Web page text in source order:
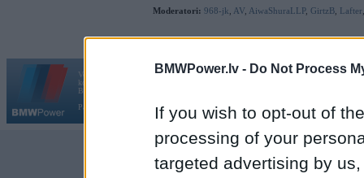
BMWPower.lv - Do Not Process
If you wish to opt-out of
processing of your
targeted advertising by
Moderatori: 968-jk AV AiwaShuraLLP, GirtzB Lafter
Vortāls BMWPower.lv darbojas
kopš 2002. gada 14. maija. Tas nav auto klubs un nav saistīts ar
BMW AG.
Par BMWPower
Kontakti